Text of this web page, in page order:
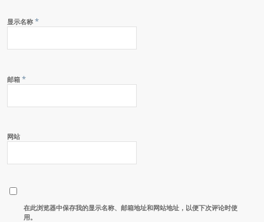
显示名称 *
邮箱 *
网站
在此浏览器中保存我的显示名称、邮箱地址和网站地址，以便下次评论时使
用。